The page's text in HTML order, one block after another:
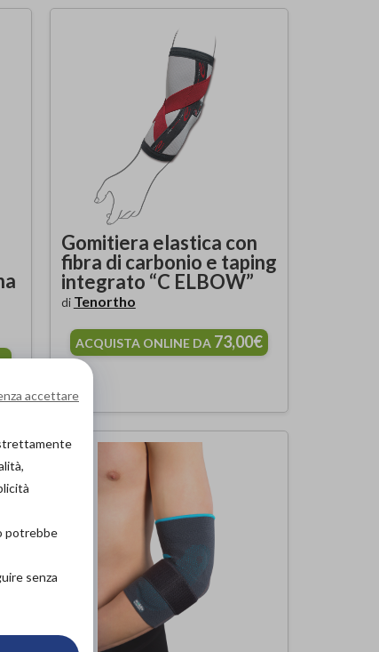
Gomitiera elastica con
fibra di carbonio e taping
integrato “C ELBOW”
di Tenortho
ACQUISTA ONLINE DA 73,00€
accettare
potrebbe
senza